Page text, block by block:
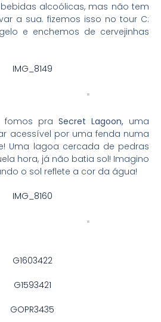
alcoólicas, mas não tem
a sua. fizemos isso no tour C:
e enchemos de cervejinhas
fomos pra Secret Lagoon,uma
acessível por uma fenda numa
Uma lagoa cercada de pedras
hora, já não batia sol! Imagino
o sol reflete a cor da água!